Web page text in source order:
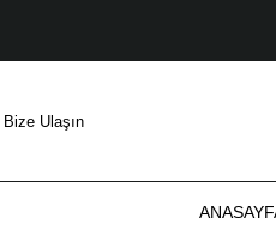
Bize Ulaşın